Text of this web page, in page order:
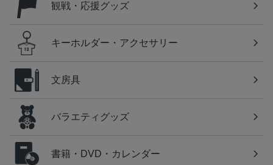
観戦・応援グッズ
キーホルダー・アクセサリー
文房具
バラエティグッズ
書籍・DVD・カレンダー